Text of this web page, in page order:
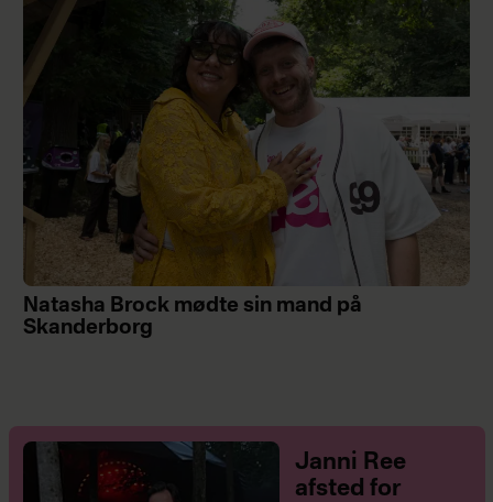
Natasha Brock mødte sin mand på
Skanderborg
Janni Ree
afsted for